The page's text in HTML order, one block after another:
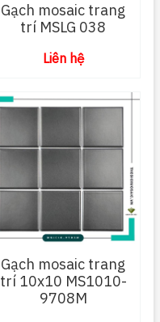
Gạch mosaic trang
trí MSLG 038
Liên hệ
Gạch mosaic trang
trí 10x10 MS1010-
9708M